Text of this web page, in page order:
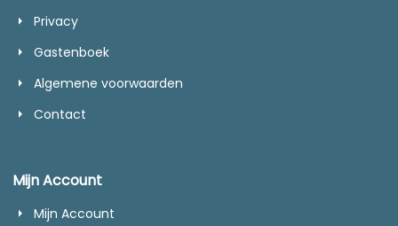
Privacy
Gastenboek
Algemene voorwaarden
Contact
Mijn Account
Mijn Account